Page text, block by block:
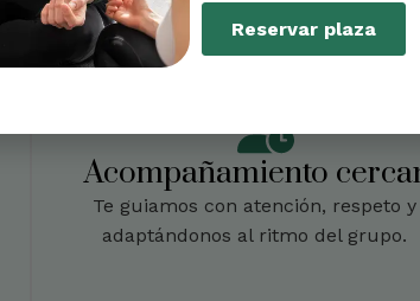
corporal y herramientas prácticas para
Acompañamiento
Te guiamos con atención, respeto y
adaptándonos al ritmo del grupo.
Reservar plaza